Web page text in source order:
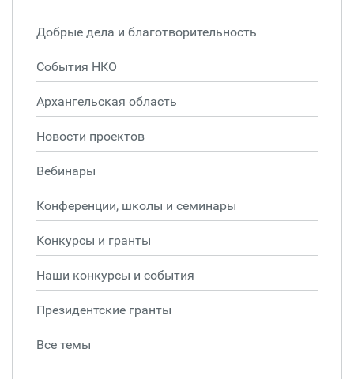
Добрые дела и благотворительность
События НКО
Архангельская область
Новости проектов
Вебинары
Конференции, школы и семинары
Конкурсы и гранты
Наши конкурсы и события
Президентские гранты
Все темы